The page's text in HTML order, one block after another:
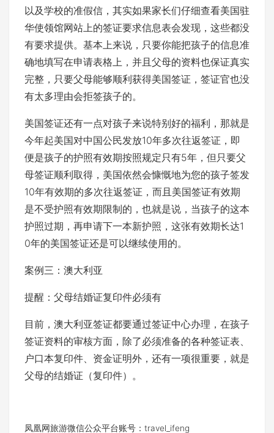
以及学校的准假信，其实如果家长们仔细查看美国驻
华使领馆网站上的签证要求信息表会发现，这些都没
有要求提供。基本上来说，只要你能把孩子的信息准
确地填写在申请表格上，并且父母的资料也保证真实
完整，只要父母能够顺利获得美国签证，签证官也没
有太多理由会拒签孩子的。
美国签证还有一点对孩子来说特别好的福利，那就是
今年起美国对中国公民发放10年多次往返签证，即
便是孩子的护照有效期按照规定只有5年，但只要父
母签证顺利取得，美国依然会慷慨地为您的孩子签发
10年有效期的多次往返签证，而且美国签证有效期
是不受护照有效期限制的，也就是说，当孩子的这本
护照过期，再申请下一本新护照，这张有效期长达1
0年的美国签证还是可以继续使用的。
案例三：澳大利亚
提醒：父母结婚证复印件必须有
目前，澳大利亚签证都要通过签证中心办理，在孩子
签证资料的审核方面，除了必须准备的各种签证表、
户口本复印件、资金证明外，还有一项很重要，就是
父母的结婚证（复印件）。
凤凰网旅游微信公众平台账号：travel_ifeng